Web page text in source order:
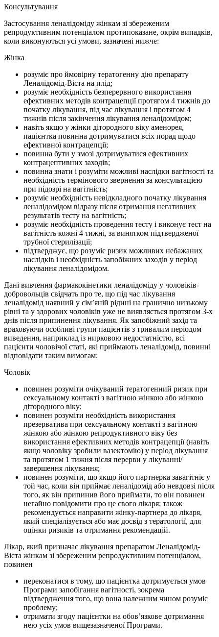
Консультування
Застосування леналідоміду жінкам зі збереженим
репродуктивним потенціалом протипоказане, окрім випадків,
коли виконуються усі умови, зазначені нижче:
Жінка
розуміє про ймовірну тератогенну дію препарату
Леналідомід-Віста на плід;
розуміє необхідність безперервного використання
ефективних методів контрацепції протягом 4 тижнів до
початку лікування, під час лікування і протягом 4
тижнів після закінчення лікування леналідомідом;
навіть якщо у жінки дітородного віку аменорея,
пацієнтка повинна дотримуватися всіх порад щодо
ефективної контрацепції;
повинна бути у змозі дотримуватися ефективних
контрацептивних заходів;
повинна знати і розуміти можливі наслідки вагітності та
необхідність термінового звернення за консультацією
при підозрі на вагітність;
розуміє необхідність невідкладного початку лікування
леналідомідом відразу після отримання негативних
результатів тесту на вагітність;
розуміє необхідність проведення тесту і виконує тест на
вагітність кожні 4 тижні, за винятком підтвердженої
трубної стерилізації;
підтверджує, що розуміє ризик можливих небажаних
наслідків і необхідність запобіжних заходів у період
лікування леналідомідом.
Дані вивчення фармакокінетики леналідоміду у чоловіків-
добровольців свідчать про те, що під час лікування
леналідомід наявний у сім’яній рідині на гранично низькому
рівні та у здорових чоловіків уже не виявляється протягом 3-х
днів після припинення лікування. Як запобіжний захід та
враховуючи особливі групи пацієнтів з тривалим періодом
виведення, наприклад із нирковою недостатністю, всі
пацієнти чоловічої статі, які приймають леналідомід, повинні
відповідати таким вимогам:
Чоловік
повинен розуміти очікуваний тератогенний ризик при
сексуальному контакті з вагітною жінкою або жінкою
дітородного віку;
повинен розуміти необхідність використання
презерватива при сексуальному контакті з вагітною
жінкою або жінкою репродуктивного віку без
використання ефективних методів контрацепції (навіть
якщо чоловіку зробили вазектомію) у період лікування
та протягом 1 тижня після перерви у лікуванні/
завершення лікування;
повинен розуміти, що якщо його партнерка завагітніє у
той час, коли він приймає леналідомід або невдовзі після
того, як він припинив його приймати, то він повинен
негайно повідомити про це свого лікаря; також
рекомендується направити жінку-партнера до лікаря,
який спеціалізується або має досвід з тератології, для
оцінки ризиків та отримання рекомендацій.
Лікар, який призначає лікування препаратом Леналідомід-
Віста жінкам зі збереженим репродуктивним потенціалом,
повинен
переконатися в тому, що пацієнтка дотримується умов
Програми запобігання вагітності, зокрема
підтвердження того, що вона належним чином розуміє
проблему;
отримати згоду пацієнтки на обов’язкове дотримання
нею усіх умов вищезазначеної Програми.